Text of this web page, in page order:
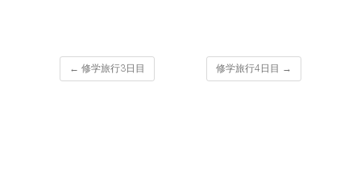
← 修学旅行3日目 修学旅行4日目 →